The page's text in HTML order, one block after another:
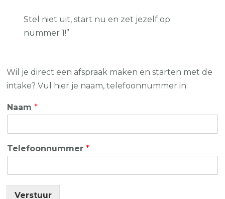
Stel niet uit, start nu en zet jezelf op
nummer 1!”
Wil je direct een afspraak maken en starten met de
intake? Vul hier je naam, telefoonnummer in:
Naam*
Telefoonnummer*
Verstuur